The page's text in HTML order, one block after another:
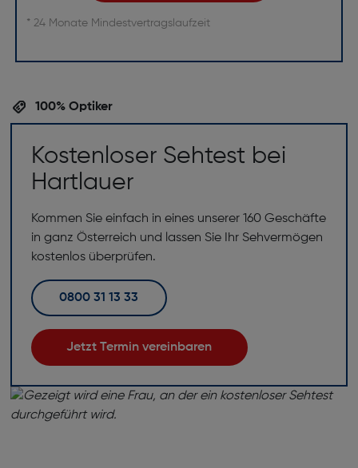
* 24 Monate Mindestvertragslaufzeit
100% Optiker
Kostenloser Sehtest bei
Hartlauer
Kommen Sie einfach in eines unserer 160 Geschäfte
in ganz Österreich und lassen Sie Ihr Sehvermögen
kostenlos überprüfen.
0800 31 13 33
Jetzt Termin vereinbaren